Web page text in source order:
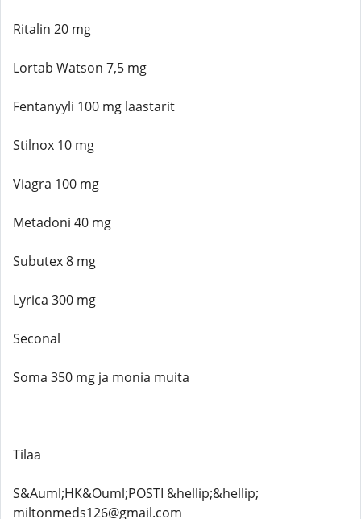
Ritalin 20 mg
Lortab Watson 7,5 mg
Fentanyyli 100 mg laastarit
Stilnox 10 mg
Viagra 100 mg
Metadoni 40 mg
Subutex 8 mg
Lyrica 300 mg
Seconal
Soma 350 mg ja monia muita
Tilaa
S&Auml;HK&Ouml;POSTI &hellip;&hellip;
miltonmeds126@gmail.com